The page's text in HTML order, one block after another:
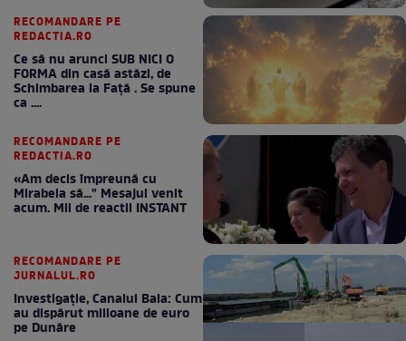
RECOMANDARE PE
REDACTIA.RO
Ce să nu arunci SUB NICI O
FORMA din casă astăzi, de
Schimbarea la Față . Se spune
ca ....
RECOMANDARE PE
REDACTIA.RO
«Am decis împreună cu
Mirabela să..." Mesajul venit
acum. Mii de reactii INSTANT
RECOMANDARE PE
JURNALUL.RO
Investigație, Canalul Bala: Cum
au dispărut milioane de euro
pe Dunăre